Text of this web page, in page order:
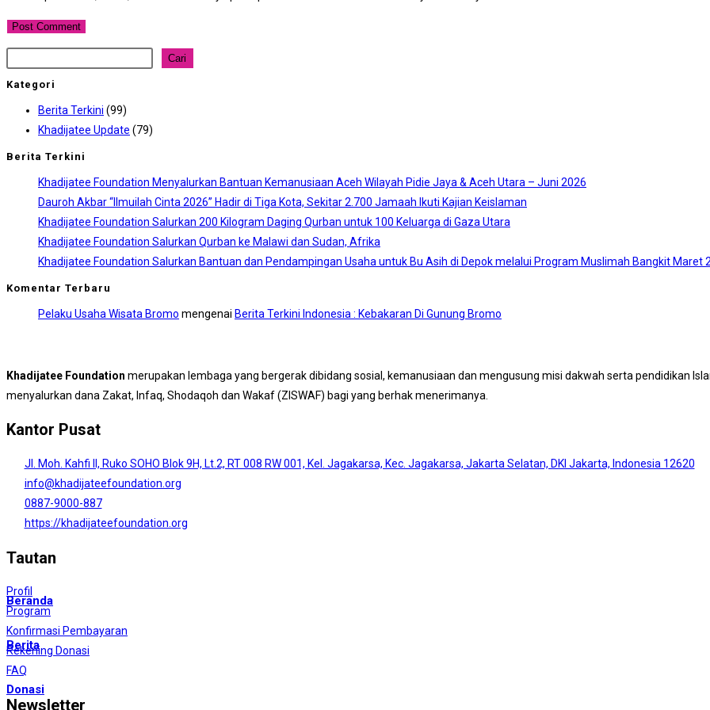
username
to
address
to
website
URL
Cari
Kategori
Berita Terkini (99)
Khadijatee Update (79)
Berita Terkini
Khadijatee Foundation Menyalurkan Bantuan Kemanusiaan Aceh Wilayah Pidie Jaya & Aceh Utara – Juni 2026
Dauroh Akbar “Ilmuilah Cinta 2026” Hadir di Tiga Kota, Sekitar 2.700 Jamaah Ikuti Kajian Keislaman
Khadijatee Foundation Salurkan 200 Kilogram Daging Qurban untuk 100 Keluarga di Gaza Utara
Khadijatee Foundation Salurkan Qurban ke Malawi dan Sudan, Afrika
Khadijatee Foundation Salurkan Bantuan dan Pendampingan Usaha untuk Bu Asih di Depok melalui Program Muslimah Bangkit Maret
Komentar Terbaru
Pelaku Usaha Wisata Bromo mengenai Berita Terkini Indonesia : Kebakaran Di Gunung Bromo
Khadijatee Foundation merupakan lembaga yang bergerak dibidang sosial, kemanusiaan dan mengusung misi dakwah serta pendidikan
menyalurkan dana Zakat, Infaq, Shodaqoh dan Wakaf (ZISWAF) bagi yang berhak menerimanya.
Kantor Pusat
Jl. Moh. Kahfi II, Ruko SOHO Blok 9H, Lt.2, RT 008 RW 001, Kel. Jagakarsa, Kec. Jagakarsa, Jakarta Selatan, DKI Jakarta, Indonesia 12620
info@khadijateefoundation.org
0887-9000-887
https://khadijateefoundation.org
Tautan
Profil
Program
Konfirmasi Pembayaran
Rekening Donasi
FAQ
Newsletter
Beranda
Berita
Donasi